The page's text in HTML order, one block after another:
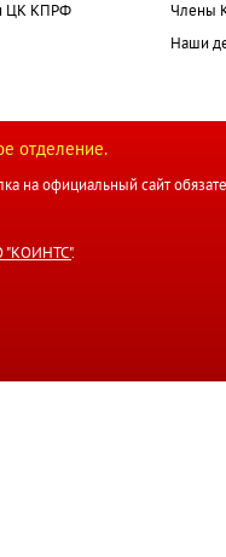
ЦК КПРФ Члены
Наши
отделение.
на официальный сайт
"КОИНТС".